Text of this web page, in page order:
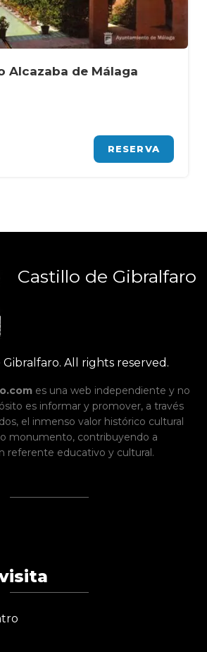
Alcazaba de Málaga
RESERVA
Castillo de Gibralfaro
All rights reserved.
es una web independiente y no
es informar y promover, a través
el inmenso valor histórico cultural
monumento, contribuyendo a
referente educativo y cultural.